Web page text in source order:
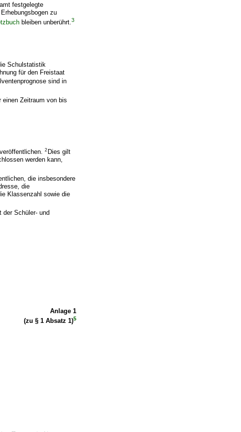
festgelegte
zu
bleiben unberührt.3
Schulstatistik
für den Freistaat
sind in
einen Zeitraum von bis
2 Dies gilt
werden kann,
die insbesondere
die
Klassenzahl sowie die
der Schüler- und
Anlage 1
(zu § 1 Absatz 1)5